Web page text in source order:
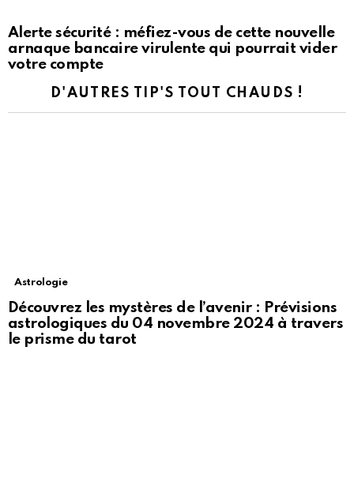
Alerte sécurité : méfiez-vous de cette nouvelle
arnaque bancaire virulente qui pourrait vider
votre compte
D'AUTRES TIP'S TOUT CHAUDS !
Astrologie
Découvrez les mystères de l’avenir : Prévisions
astrologiques du 04 novembre 2024 à travers
le prisme du tarot